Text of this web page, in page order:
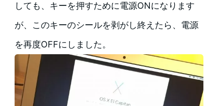
しても、キーを押すために電源ONになります
が、このキーのシールを剥がし終えたら、電源
を再度OFFにしました。